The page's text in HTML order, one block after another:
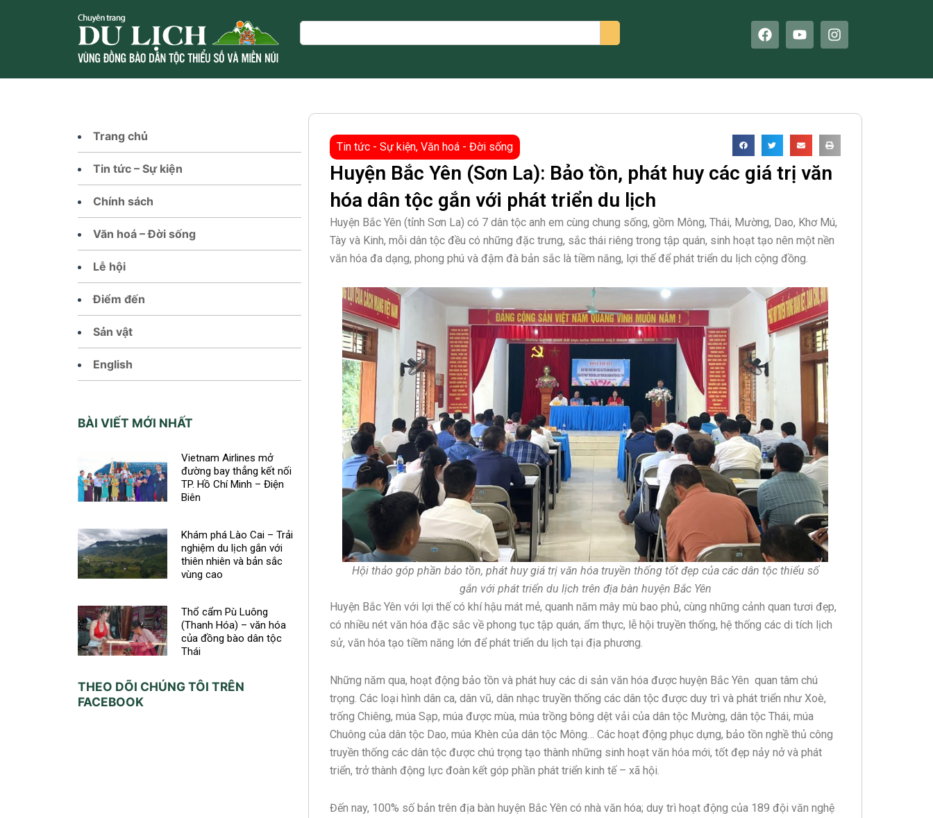
Search
F
a
b
o
Y
o
u
e
I
n
a
r
m
Trang chủ
Tin tức – Sự kiện
Chính sách
Văn hoá – Đời sống
Lễ hội
Điểm đến
Sản vật
English
BÀI VIẾT MỚI NHẤT
Vietnam Airlines mở
đường bay thẳng kết nối
TP. Hồ Chí Minh – Điện
Biên
Khám phá Lào Cai – Trải
nghiệm du lịch gắn với
thiên nhiên và bản sắc
vùng cao
Thổ cẩm Pù Luông
(Thanh Hóa) – văn hóa
của đồng bào dân tộc
Thái
THEO DÕI CHÚNG TÔI TRÊN
FACEBOOK
Tin tức - Sự kiện, Văn hoá - Đời sống
Huyện Bắc Yên (Sơn La): Bảo tồn, phát huy các giá trị văn
hóa dân tộc gắn với phát triển du lịch
Huyện Bắc Yên (tỉnh Sơn La) có 7 dân tộc anh em cùng chung sống, gồm Mông, Thái, Mường, Dao, Khơ Mú,
Tày và Kinh, mỗi dân tộc đều có những đặc trưng, sắc thái riêng trong tập quán, sinh hoạt tạo nên một nền
văn hóa đa dạng, phong phú và đậm đà bản sắc là tiềm năng, lợi thế để phát triển du lịch cộng đồng.
Hội thảo góp phần bảo tồn, phát huy giá trị văn hóa truyền thống tốt đẹp của các dân tộc thiểu số
gắn với phát triển du lịch trên địa bàn huyện Bắc Yên
Huyện Bắc Yên với lợi thế có khí hậu mát mẻ, quanh năm mây mù bao phủ, cùng những cảnh quan tươi đẹp,
có nhiều nét văn hóa đặc sắc về phong tục tập quán, ẩm thực, lễ hội truyền thống, hệ thống các di tích lịch
sử, văn hóa tạo tiềm năng lớn để phát triển du lịch tại địa phương.
Những năm qua, hoạt động bảo tồn và phát huy các di sản văn hóa được huyện Bắc Yên quan tâm chú
trọng. Các loại hình dân ca, dân vũ, dân nhạc truyền thống các dân tộc được duy trì và phát triển như Xoè,
trống Chiêng, múa Sạp, múa được mùa, múa trồng bông dệt vải của dân tộc Mường, dân tộc Thái, múa
Chuông của dân tộc Dao, múa Khèn của dân tộc Mông… Các hoạt động phục dựng, bảo tồn nghề thủ công
truyền thống các dân tộc được chú trọng tạo thành những sinh hoạt văn hóa mới, tốt đẹp nảy nở và phát
triển, trở thành động lực đoàn kết góp phần phát triển kinh tế – xã hội.
Đến nay, 100% số bản trên địa bàn huyện Bắc Yên có nhà văn hóa; duy trì hoạt động của 189 đội văn nghệ